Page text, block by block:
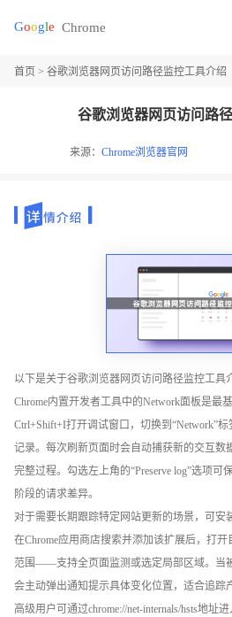
首页 > 谷歌浏览器网页访问路径监控工具介绍
谷歌浏览器网页访问路
来源：Chrome浏览器官网
以下是关于谷歌浏览器网页访问路径监控工具
Chrome内置开发者工具中的Network面板是最
Ctrl+Shift+I打开调试窗口，切换到“Network”
记录。每次刷新页面时会自动捕获新的交互数
完整过程。勾选左上角的“Preserve log”选项可
阶段的请求差异。
对于需要长期跟踪特定网站更新的场景，可安
在Chrome应用商店搜索并添加该扩展后，打
范围——支持全页面监测或选定局部区域。当
会主动弹出通知提示具体变化位置，适合追踪
高级用户可通过chrome://net-internals/hsts地址